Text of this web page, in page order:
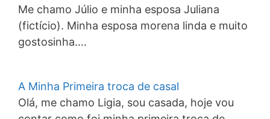
Me chamo Júlio e minha esposa Juliana
(fictício). Minha esposa morena linda e muito
gostosinha.…
A Minha Primeira troca de casal
Olá, me chamo Ligia, sou casada, hoje vou